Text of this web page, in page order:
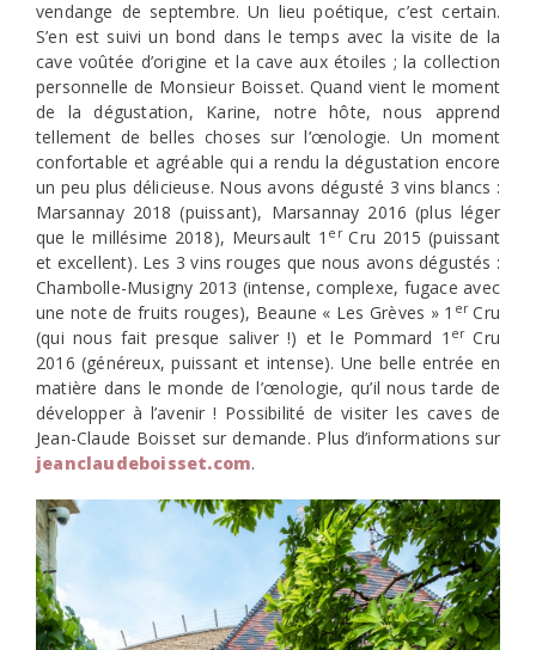
vendange de septembre. Un lieu poétique, c’est certain.
S’en est suivi un bond dans le temps avec la visite de la
cave voûtée d’origine et la cave aux étoiles ; la collection
personnelle de Monsieur Boisset. Quand vient le moment
de la dégustation, Karine, notre hôte, nous apprend
tellement de belles choses sur l’œnologie. Un moment
confortable et agréable qui a rendu la dégustation encore
un peu plus délicieuse. Nous avons dégusté 3 vins blancs :
Marsannay 2018 (puissant), Marsannay 2016 (plus léger
que le millésime 2018), Meursault 1 erCru 2015 (puissant
et excellent). Les 3 vins rouges que nous avons dégustés :
Chambolle-Musigny 2013 (intense, complexe, fugace avec
une note de fruits rouges), Beaune « Les Grèves » 1 erCru
(qui nous fait presque saliver !) et le Pommard 1 erCru
2016 (généreux, puissant et intense). Une belle entrée en
matière dans le monde de l’œnologie, qu’il nous tarde de
développer à l’avenir ! Possibilité de visiter les caves de
Jean-Claude Boisset sur demande. Plus d’informations sur
jeanclaudeboisset.com.